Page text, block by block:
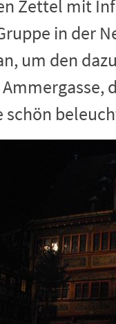
Zettel mit
in der
um den
schön